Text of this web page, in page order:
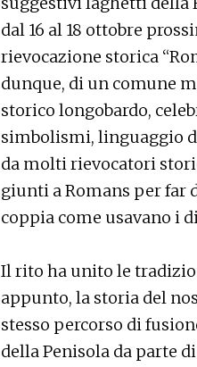
dal 16 al 18 ottobre
rievocazione storica
dunque, di un comune
storico longobardo,
simbolismi, linguaggio
da molti rievocatori
giunti a Romans per far
coppia come usavano i
Il rito ha unito le
appunto, la storia del
stesso percorso di
della Penisola da parte